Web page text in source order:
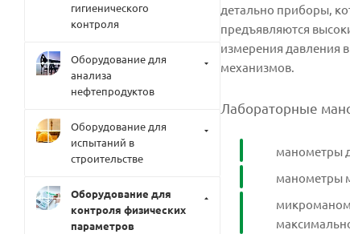
детально приборы,
предъявляются
измерения давления
механизмов.
Лабораторные
манометры
манометры
гигиенического
контроля
Оборудование для
анализа
нефтепродуктов
Оборудование для
испытаний в
строительстве
Оборудование для
контроля физических
параметров